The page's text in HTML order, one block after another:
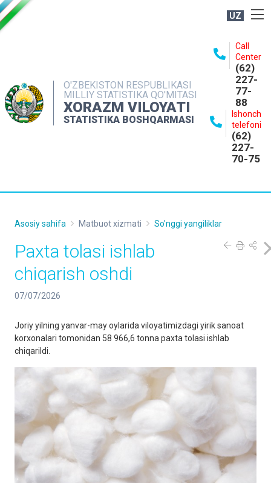
UZ
O'ZBEKISTON RESPUBLIKASI
MILLIY STATISTIKA QO'MITASI
XORAZM VILOYATI
STATISTIKA BOSHQARMASI
Call
Center
(62)
227-
77-
88
Ishonch
telefoni
(62)
227-
70-75
NASHRLAR
INTERAKTIV XIZMATLAR
MATBUOT XIZMATI
Asosiy sahifa Matbuot xizmati So'nggi yangiliklar
Paxta tolasi ishlab
chiqarish oshdi
07/07/2026
Joriy yilning yanvar-may oylarida viloyatimizdagi yirik sanoat
korxonalari tomonidan 58 966,6 tonna paxta tolasi ishlab
chiqarildi.